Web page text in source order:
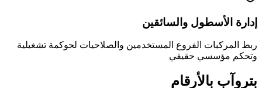
إدارة الأسطول والسائقين
ربط المركبات الفروع المستخدمين والصلاحيات لحوكمة تشغيلية
وتحكم مؤسسي حقيقي
بتروآب بالأرقام